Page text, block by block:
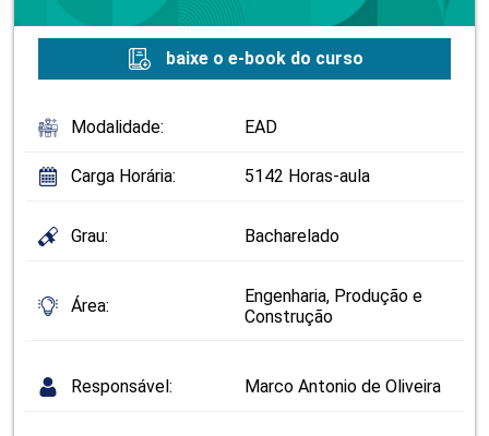
baixe o e-book do curso
Modalidade: EAD
Carga Horária: 5142 Horas-aula
Grau: Bacharelado
Área:
Engenharia, Produção e
Construção
Responsável: Marco Antonio de Oliveira